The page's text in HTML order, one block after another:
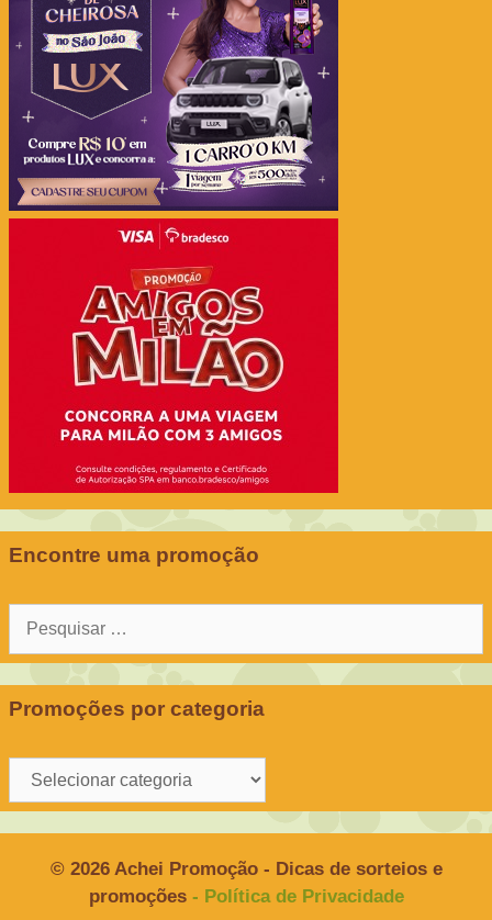
Encontre uma promoção
Pesquisar
Promoções por categoria
Promoções
por
© 2026 Achei Promoção - Dicas de sorteios e
promoções - Política de Privacidade